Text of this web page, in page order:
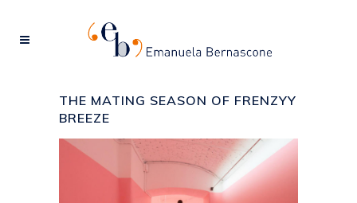
THE MATING SEASON OF FRENZYY
BREEZE